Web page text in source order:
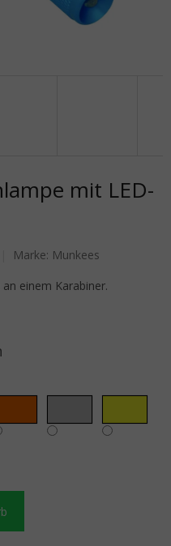
mit LED-
ist 0,0 von 5 Sternen.
Marke: Munkees
einem Karabiner.